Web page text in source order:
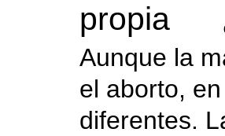
Aunque la
el aborto,
diferentes.